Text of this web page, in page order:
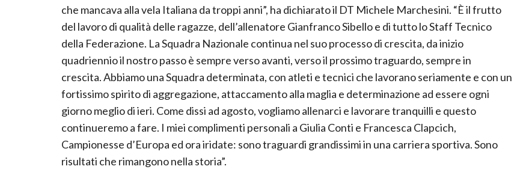
che mancava alla vela Italiana da troppi anni”, ha dichiarato il DT Michele Marchesini. “È il frutto
del lavoro di qualità delle ragazze, dell’allenatore Gianfranco Sibello e di tutto lo Staff Tecnico
della Federazione. La Squadra Nazionale continua nel suo processo di crescita, da inizio
quadriennio il nostro passo è sempre verso avanti, verso il prossimo traguardo, sempre in
crescita. Abbiamo una Squadra determinata, con atleti e tecnici che lavorano seriamente e con un
fortissimo spirito di aggregazione, attaccamento alla maglia e determinazione ad essere ogni
giorno meglio di ieri. Come dissi ad agosto, vogliamo allenarci e lavorare tranquilli e questo
continueremo a fare. I miei complimenti personali a Giulia Conti e Francesca Clapcich,
Campionesse d’Europa ed ora iridate: sono traguardi grandissimi in una carriera sportiva. Sono
risultati che rimangono nella storia”.